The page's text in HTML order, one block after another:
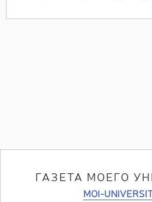
ГАЗЕТА МОЕГО
MOI-